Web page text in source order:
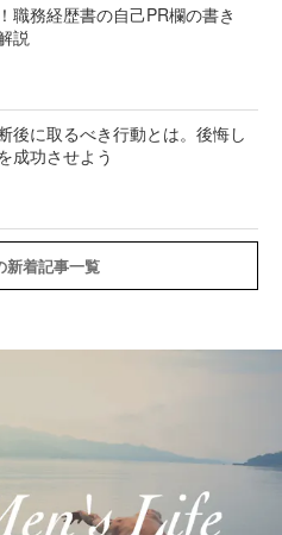
職務経歴書の自己PR欄の書き
説
後に取るべき行動とは。後悔し
成功させよう
新着記事一覧